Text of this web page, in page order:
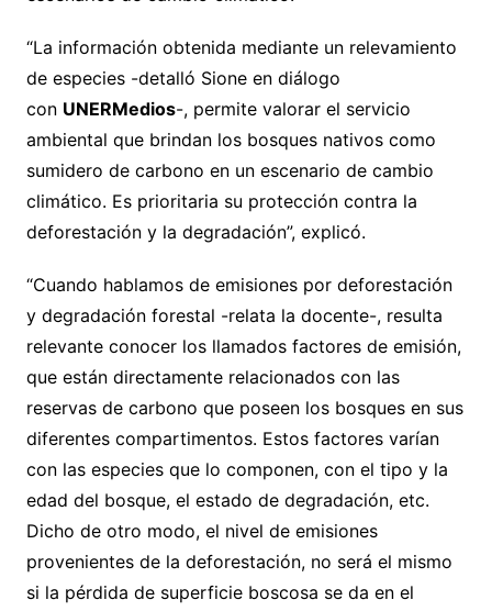
“La información obtenida mediante un relevamiento
de especies -detalló Sione en diálogo
con UNERMedios-, permite valorar el servicio
ambiental que brindan los bosques nativos como
sumidero de carbono en un escenario de cambio
climático. Es prioritaria su protección contra la
deforestación y la degradación”, explicó.
“Cuando hablamos de emisiones por deforestación
y degradación forestal -relata la docente-, resulta
relevante conocer los llamados factores de emisión,
que están directamente relacionados con las
reservas de carbono que poseen los bosques en sus
diferentes compartimentos. Estos factores varían
con las especies que lo componen, con el tipo y la
edad del bosque, el estado de degradación, etc.
Dicho de otro modo, el nivel de emisiones
provenientes de la deforestación, no será el mismo
si la pérdida de superficie boscosa se da en el